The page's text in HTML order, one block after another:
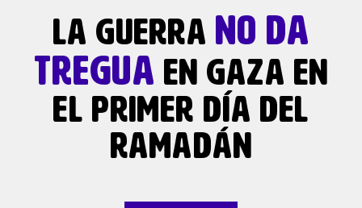
LA GUERRA NO DA
TREGUA EN GAZA EN
EL PRIMER DÍA DEL
RAMADÁN